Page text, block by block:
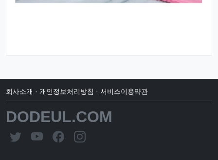
회사소개 · 개인정보처리방침 · 서비스이용약관
DODEUL.COM